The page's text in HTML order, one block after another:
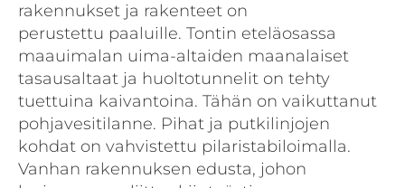
rakennukset ja rakenteet on
perustettu paaluille. Tontin eteläosassa
maauimalan uima-altaiden maanalaiset
tasausaltaat ja huoltotunnelit on tehty
tuettuina kaivantoina. Tähän on vaikuttanut
pohjavesitilanne. Pihat ja putkilinjojen
kohdat on vahvistettu pilaristabiloimalla.
Vanhan rakennuksen edusta, johon